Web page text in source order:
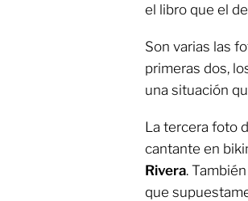
el libro que el de
Son varias las
primeras dos,
una situación
La tercera foto
cantante en
Rivera.
que